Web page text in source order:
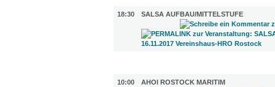
18:30
SALSA AUFBAU/MITTELSTUFE
10:00
AHOI ROSTOCK MARITIM